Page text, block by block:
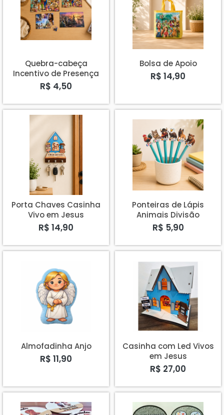
Quebra-cabeça
Incentivo de Presença
ou Verso Áureo
R$ 4,50
Bolsa de Apoio
R$ 14,90
Porta Chaves Casinha
Vivo em Jesus
R$ 14,90
Ponteiras de Lápis
Animais Divisão
Intereuropéia - kit com
R$ 5,90
Almofadinha Anjo
R$ 11,90
Casinha com Led Vivos
em Jesus
R$ 27,00